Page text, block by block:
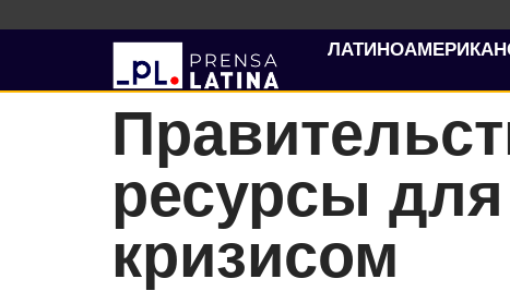
ресурсы
кризисом